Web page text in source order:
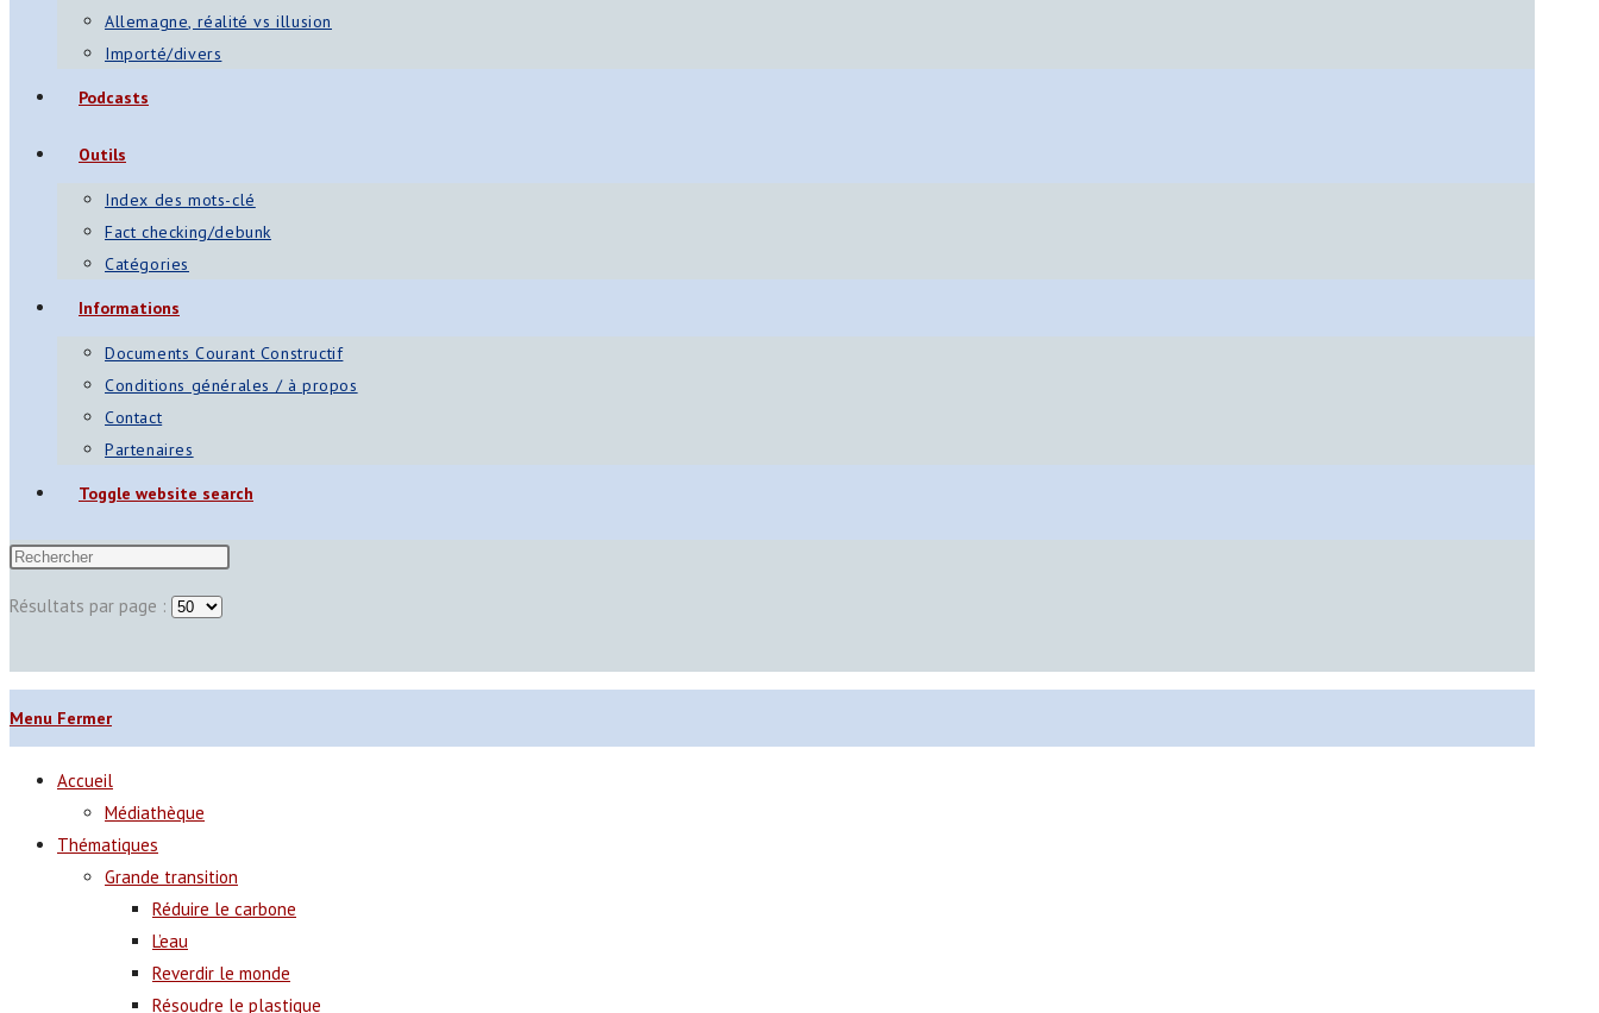
Allemagne, réalité vs illusion
Importé/divers
Podcasts
Outils
Index des mots-clé
Fact checking/debunk
Catégories
Informations
Documents Courant Constructif
Conditions générales / à propos
Contact
Partenaires
Toggle website search
Résultats par page :
Menu Fermer
Accueil
Médiathèque
Thématiques
Grande transition
Réduire le carbone
L’eau
Reverdir le monde
Résoudre le plastique